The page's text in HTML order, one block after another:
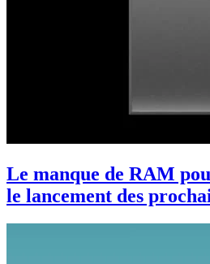
Le manque de RAM
le lancement des